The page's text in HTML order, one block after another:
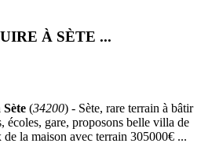
À SÈTE ...
(34200) - Sète, rare terrain à bâtir
écoles, gare, proposons belle villa de
la maison avec terrain 305000€ ...